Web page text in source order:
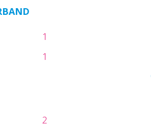
1
1
2